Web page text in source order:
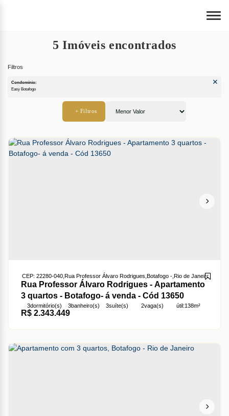
5 Imóveis encontrados
Condomínio:
Rua Professor Álvaro Rodrigues - Apartamento
3 quartos - Botafogo- á venda - Cód 13650
R$2.343.449
CEP: 22280-040, Rua Professor Álvaro Rodrigues Botafogo , Rio de Janeiro
3dormitório(s) 3banheiro(s) 3suíte(s) 2vaga(s) útil:138m²
terreno:138m²